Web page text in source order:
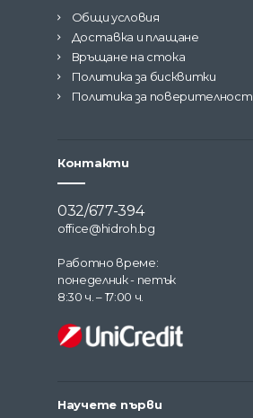
Общи условия
Доставка и плащане
Връщане на стока
Политика за бисквитки
Политика за поверителност
Контакти
032/677-394
office@hidroh.bg
Работно време:
понеделник - петък
8:30 ч. – 17:00 ч.
Научете първи